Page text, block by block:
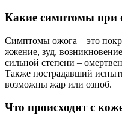
Какие симптомы при
Симптомы ожога – это
жжение, зуд,
сильной степени –
Также пострадавший
возможны жар или озноб.
Что происходит с